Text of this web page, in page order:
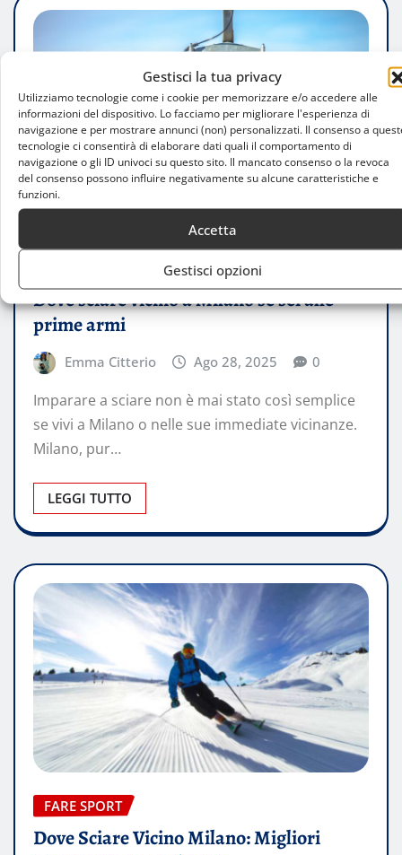
Gestisci la tua privacy
Utilizziamo tecnologie come i cookie per memorizzare e/o accedere alle
informazioni del dispositivo. Lo facciamo per migliorare l'esperienza di
navigazione e per mostrare annunci (non) personalizzati. Il consenso a
tecnologie ci consentirà di elaborare dati quali il comportamento di
navigazione o gli ID univoci su questo sito. Il mancato consenso o la revoca
del consenso possono influire negativamente su alcune caratteristiche e
funzioni.
Accetta
Gestisci opzioni
Dove sciare vicino a Milano se sei alle
prime armi
Emma Citterio Ago 28, 2025 0
Imparare a sciare non è mai stato così semplice
se vivi a Milano o nelle sue immediate vicinanze.
Milano, pur…
LEGGI TUTTO
FARE SPORT
Dove Sciare Vicino Milano: Migliori